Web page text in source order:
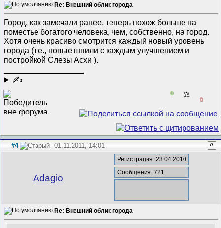
Re: Внешний облик города
Город, как замечали ранее, теперь похож больше на
поместье богатого человека, чем, собственно, на город.
Хотя очень красиво смотрится каждый новый уровень
города (т.е., новые шпили с каждым улучшением и
постройкой Слезы Асхи).
✍
0 ⚖️
0
#4 01.11.2011, 14:01 ^
Adagio
Регистрация: 23.04.2010
Сообщения: 721
Re: Внешний облик города